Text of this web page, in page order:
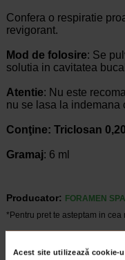
Acest site utilizează cookie-
Confera o respiratie
revigorant.
Mod de folosire: Se
solutia in cavitatea
Atentie: Nu este
nu se lasa la indemana
Conţine: Triclosan
Gramaj: 6 ml
Producator:
FORAMEN
*Pentru pret te asteptam in